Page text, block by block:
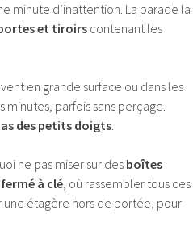
minute d’inattention. La parade la
et tiroirs contenant les
en grande surface ou dans les
minutes, parfois sans perçage.
des petits doigts.
ne pas miser sur des boîtes
à clé, où rassembler tous ces
une étagère hors de portée, pour